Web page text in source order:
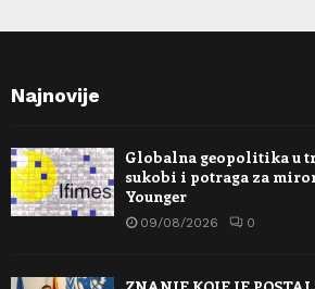
Najnovije
Globalna geopolitika u
sukobi i potraga za
Younger
09/08/2026 0